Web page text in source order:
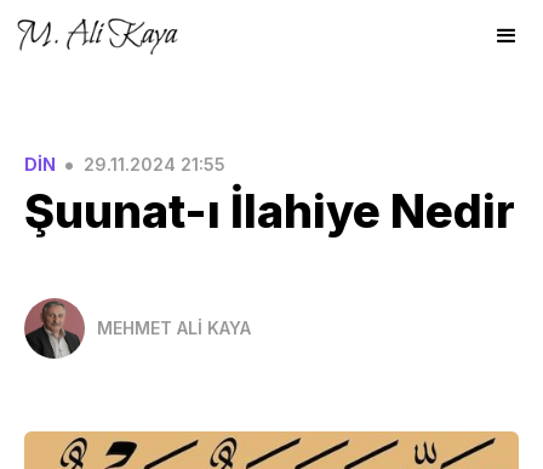
DİN • 29.11.2024 21:55
Şuunat-ı İlahiye Nedir
MEHMET ALİ KAYA